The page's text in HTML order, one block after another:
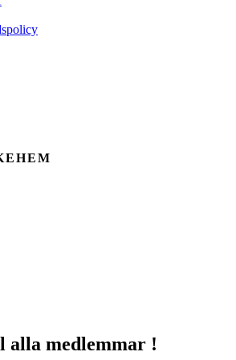
alla medlemmar !